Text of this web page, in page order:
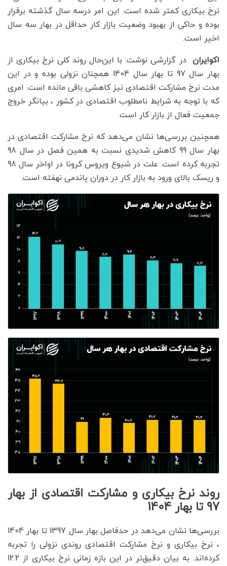
نرخ بیکاری کمتر شده است. این امر درسه سال گذشته برقرار
بوده و حاکی از بهبود وضعیت بازار کار حداقل در بهار سه سال
اخیر است.
اکوایران در گزارشی نوشت: با این‌حال روند کلی نرخ بیکاری از
بهار سال 97 تا بهار سال 1404 همچنان نزولی بوده و در این
مدت نرخ مشارکت اقتصادی نیز کاهشی باقی مانده است. امری
که با توجه به شرایط نامطلوب اقتصادی در کشور ، بیانگر خروج
جمعیت فعال از بازار کار است.
همچنین بررسی‌ها نشان می‌دهد که نرخ مشارکت اقتصادی در
بهار سال 99 کاهش شدیدی نسبت به همین فصل در سال 98
تجربه کرده است. علت در شیوع ویروس کرونا در اواخر سال 98
و ریسک بالای ورود به بازار کار در دوران پاندمی نهفته است.
روند نرخ بیکاری و مشارکت اقتصادی از بهار
97 تا بهار 1404
بررسی‌ها نشان می‌دهد در حدفاصل بهار سال 1397 تا بهار 1404
، نرخ بیکاری و نرخ مشارکت اقتصادی روندی نزولی را تجربه
کرده‌اند. به بیان دقیق‌تر در این بازه زمانی نرخ بیکاری از 12.2